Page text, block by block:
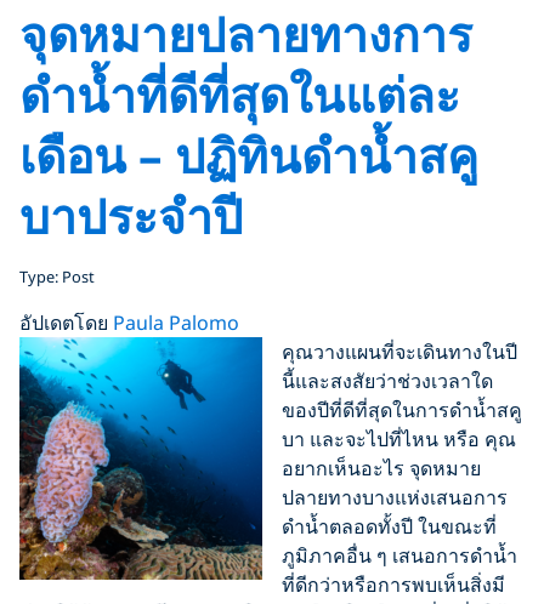
จุดหมายปลายทางการ
ดำน้ำที่ดีที่สุดในแต่ละ
เดือน – ปฏิทินดำน้ำสคู
บาประจำปี
Type: Post
อัปเดตโดย Paula Palomo
คุณวางแผนที่จะเดินทางในปี
นี้และสงสัยว่าช่วงเวลาใด
ของปีที่ดีที่สุดในการดำน้ำสคู
บา และจะไปที่ไหน หรือ คุณ
อยากเห็นอะไร จุดหมาย
ปลายทางบางแห่งเสนอการ
ดำน้ำตลอดทั้งปี ในขณะที่
ภูมิภาคอื่น ๆ เสนอการดำน้ำ
ที่ดีกว่าหรือการพบเห็นสิ่งมี